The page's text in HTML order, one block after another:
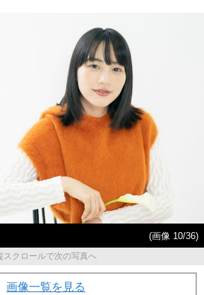
(画像 10/36)
スクロールで次の写真へ
画像一覧を見る